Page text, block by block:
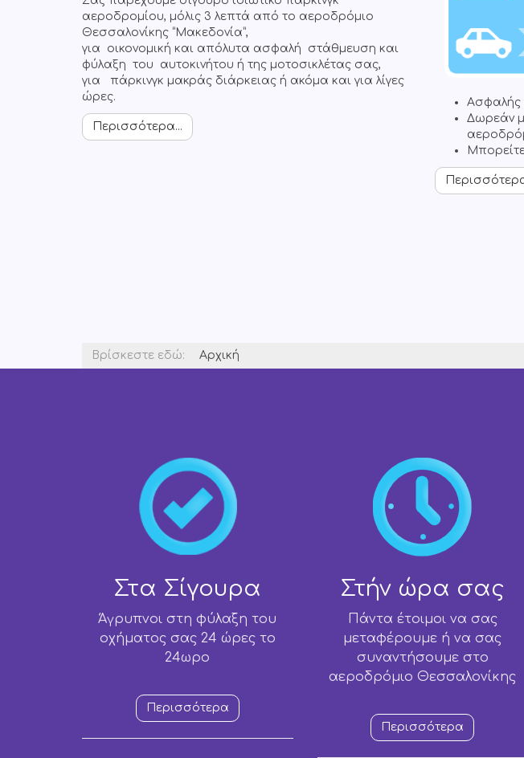
αεροδρομίου, μόλις 3 λεπτά από το αεροδρόμιο
Θεσσαλονίκης “Μακεδονία”,
για οικονομική και απόλυτα ασφαλή στάθμευση και
φύλαξη του αυτοκινήτου ή της μοτοσικλέτας σας,
για πάρκινγκ μακράς διάρκειας ή ακόμα και για λίγες
ώρες.
Περισσότερα...
Ασφαλής
Δωρεάν
Βρίσκεστε εδώ: Αρχική
Στα Σίγουρα
Άγρυπνοι στη φύλαξη του
οχήματος σας 24 ώρες το
24ωρο
Περισσότερα
Στήν ώρα σας
Πάντα έτοιμοι να σας
μεταφέρουμε ή να σας
συναντήσουμε στο
αεροδρόμιο Θεσσαλονίκης
Περισσότερα